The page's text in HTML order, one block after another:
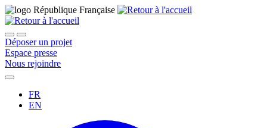
Déposer un projet
Espace presse
Nous rejoindre
FR
EN